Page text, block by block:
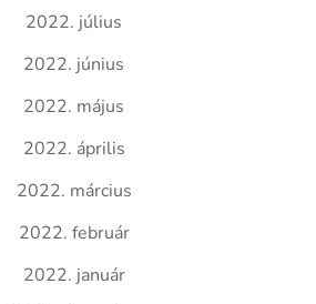
2022. július
2022. június
2022. május
2022. április
2022. március
2022. február
2022. január